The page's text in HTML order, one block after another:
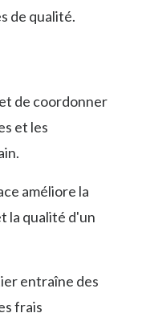
de qualité.
de coordonner
et les
améliore la
la qualité d'un
entraîne des
frais